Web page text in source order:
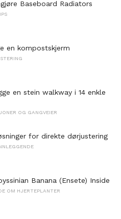
Baseboard Radiators
en kompostskjerm
en stein walkway i 14 enkle
OG GANGVEIER
for direkte dørjustering
Banana (Ensete) Inside
OM HJERTEPLANTER